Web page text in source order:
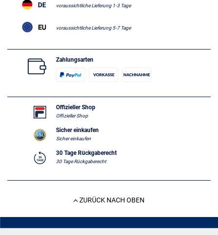
voraussichtliche Lieferung 1-3 Tage
voraussichtliche Lieferung 5-7 Tage
Zahlungsarten
Offizieller Shop
Offizieller Shop
Sicher einkaufen
Sicher einkaufen
30 Tage Rückgaberecht
30 Tage Rückgaberecht
ZURÜCK NACH OBEN